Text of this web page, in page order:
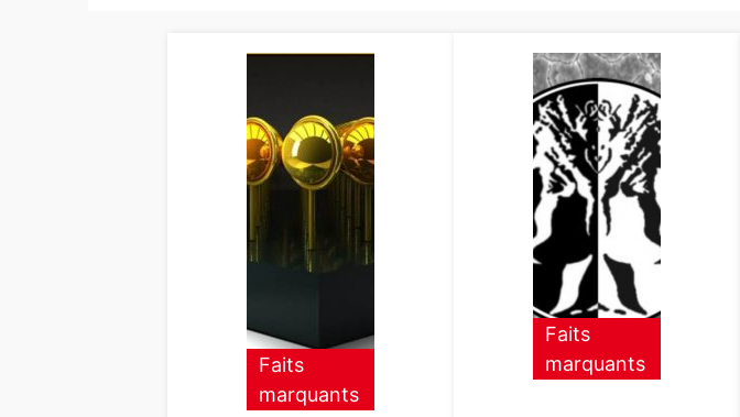
Faits
marquants
Faits
marquants